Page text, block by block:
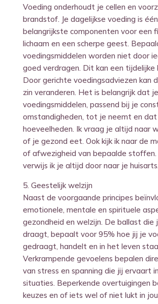
Voeding onderhoudt je cellen en
brandstof. Je dagelijkse voeding is
belangrijkste componenten voor een
lichaam en een scherpe geest.
voedingsmiddelen worden niet door
goed verdragen. Dit kan een tijdelijke
Door gerichte voedingsadviezen kan
zin veranderen. Het is belangrijk dat
voedingsmiddelen, passend bij je
omstandigheden, tot je neemt en dat
hoeveelheden. Ik vraag je altijd naar
of je gezond eet. Ook kijk ik naar de
of afwezigheid van bepaalde
verwijs ik je altijd door naar je huisarts.
5. Geestelijk welzijn
Naast de voorgaande principes
emotionele, mentale en spirituele
gezondheid en welzijn. De ballast die
draagt, bepaalt voor 95% hoe jij je
gedraagt, handelt en in het leven
Verkrampende gevoelens bepalen
van stress en spanning die jij ervaart
situaties. Beperkende overtuigingen
keuzes en of iets wel of niet lukt in